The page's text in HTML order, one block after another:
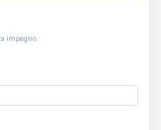
impegno.